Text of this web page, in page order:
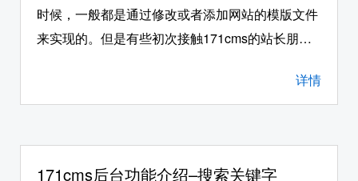
时候，一般都是通过修改或者添加网站的模版文件
来实现的。但是有些初次接触171cms的站长朋友
除，这个时候我们就可以登入网站后台的网站模版
功能中，去查询每个模版文件对应的显示内容。接
详情
171cms后台功能介绍–搜索关键字